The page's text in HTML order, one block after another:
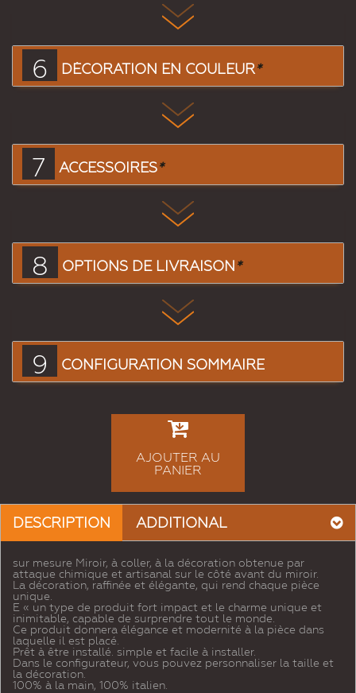
6 DÉCORATION EN COULEUR*
7 ACCESSOIRES*
8 OPTIONS DE LIVRAISON*
9 CONFIGURATION SOMMAIRE
AJOUTER AU
PANIER
DESCRIPTION ADDITIONAL
sur mesure Miroir, à coller, à la décoration obtenue par
attaque chimique et artisanal sur le côté avant du miroir.
La décoration, raffinée et élégante, qui rend chaque pièce
unique.
E « un type de produit fort impact et le charme unique et
inimitable, capable de surprendre tout le monde.
Ce produit donnera élégance et modernité à la pièce dans
laquelle il est placé.
Prêt à être installé. simple et facile à installer.
Dans le configurateur, vous pouvez personnaliser la taille et
la décoration.
100% à la main, 100% italien.